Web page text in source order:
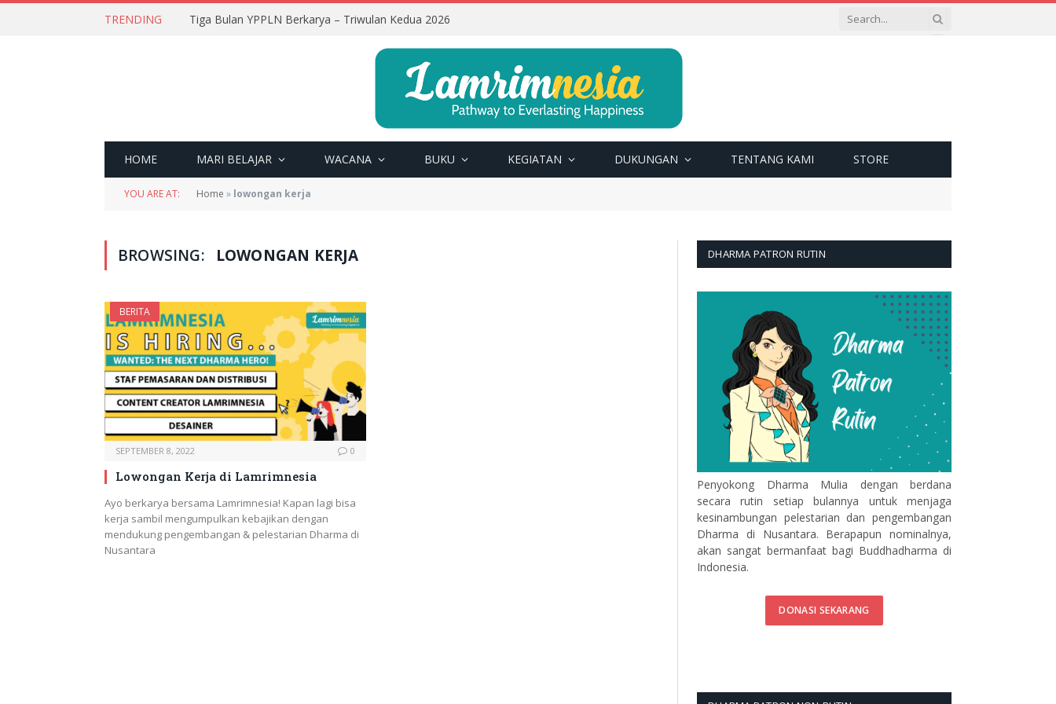
TRENDING Tiga Bulan YPPLN Berkarya – Triwulan Kedua 2026
HOME MARI BELAJAR WACANA BUKU KEGIATAN DUKUNGAN TENTANG KAMI STORE
YOU ARE AT: Home » lowongan kerja
BROWSING: LOWONGAN KERJA
BERITA
SEPTEMBER 8, 2022 0
Lowongan Kerja di Lamrimnesia
Ayo berkarya bersama Lamrimnesia! Kapan lagi bisa
kerja sambil mengumpulkan kebajikan dengan
mendukung pengembangan & pelestarian Dharma di
Nusantara
DHARMA PATRON RUTIN
Penyokong Dharma Mulia dengan berdana
secara rutin setiap bulannya untuk menjaga
kesinambungan pelestarian dan pengembangan
Dharma di Nusantara. Berapapun nominalnya,
akan sangat bermanfaat bagi Buddhadharma di
Indonesia.
DONASI SEKARANG